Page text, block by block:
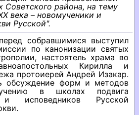
Советского района, на тему
века – новомученики и
Русской".
собравшимися выступил
по канонизации святых
настоятель храма во
Кирилла и
протоиерей Андрей Изакар.
обсуждение форм и методов
в школах подвига
и исповедников Русской